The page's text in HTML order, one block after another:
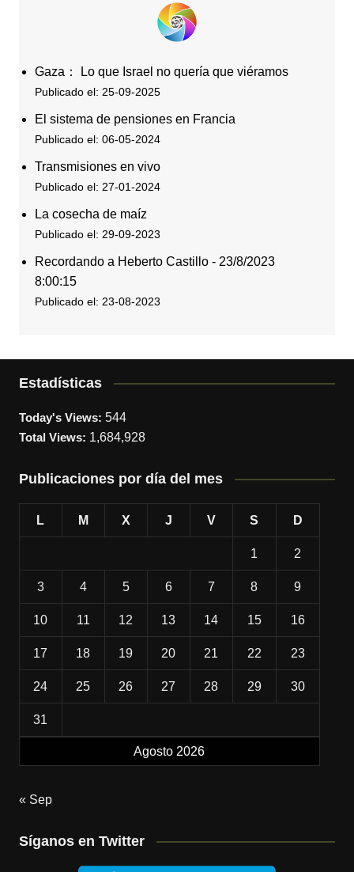
Gaza： Lo que Israel no quería que viéramos
Publicado el: 25-09-2025
El sistema de pensiones en Francia
Publicado el: 06-05-2024
Transmisiones en vivo
Publicado el: 27-01-2024
La cosecha de maíz
Publicado el: 29-09-2023
Recordando a Heberto Castillo - 23/8/2023
8:00:15
Publicado el: 23-08-2023
Estadísticas
Today's Views: 544
Total Views: 1,684,928
Publicaciones por día del mes
Agosto 2026
L M X J V S D
1 2
3 4 5 6 7 8 9
10 11 12 13 14 15 16
17 18 19 20 21 22 23
24 25 26 27 28 29 30
31
« Sep
Síganos en Twitter